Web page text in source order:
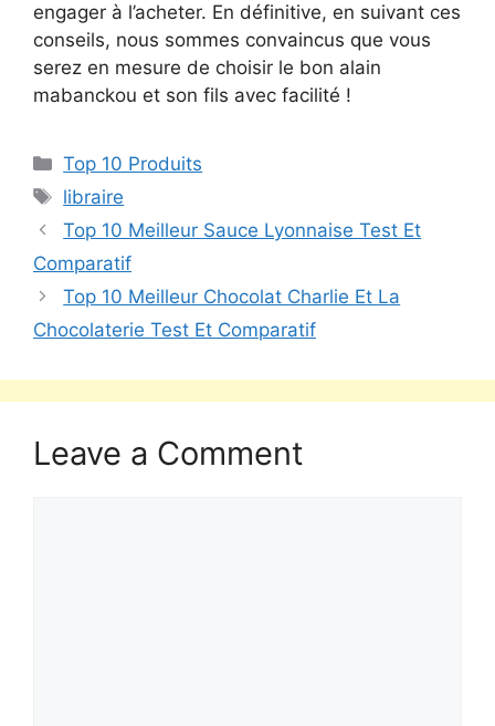
engager à l’acheter. En définitive, en suivant ces
conseils, nous sommes convaincus que vous
serez en mesure de choisir le bon alain
mabanckou et son fils avec facilité !
Top 10 Produits
libraire
Top 10 Meilleur Sauce Lyonnaise Test Et
Comparatif
Top 10 Meilleur Chocolat Charlie Et La
Chocolaterie Test Et Comparatif
Leave a Comment